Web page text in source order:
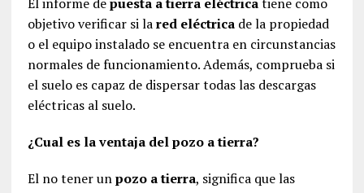
objetivo verificar si lared eléctricade la propiedad
o el equipo instalado se encuentra en circunstancias
normales de funcionamiento. Además, comprueba si
el suelo es capaz de dispersar todas las descargas
eléctricas al suelo.
¿Cual es la ventaja del pozo a tierra?
El no tener unpozo a tierra, significa que las